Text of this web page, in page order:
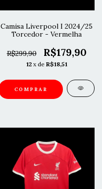
Camisa Liverpool I 2024/25
Torcedor - Vermelha
R$299,90 R$179,90
12 x de R$18,51
COMPRAR